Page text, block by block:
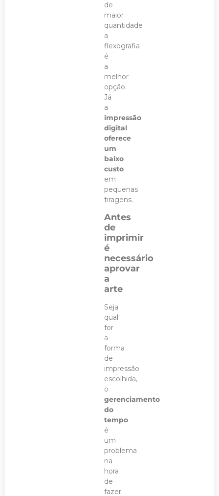
de
maior
quantidade
a
flexografia
é
a
melhor
opção.
Já
a
impressão
digital
oferece
um
baixo
custo
em
pequenas
tiragens.
Antes
de
imprimir
é
necessário
aprovar
a
arte
Seja
qual
for
a
forma
de
impressão
escolhida,
o
gerenciamento
do
tempo
é
um
problema
na
hora
de
fazer